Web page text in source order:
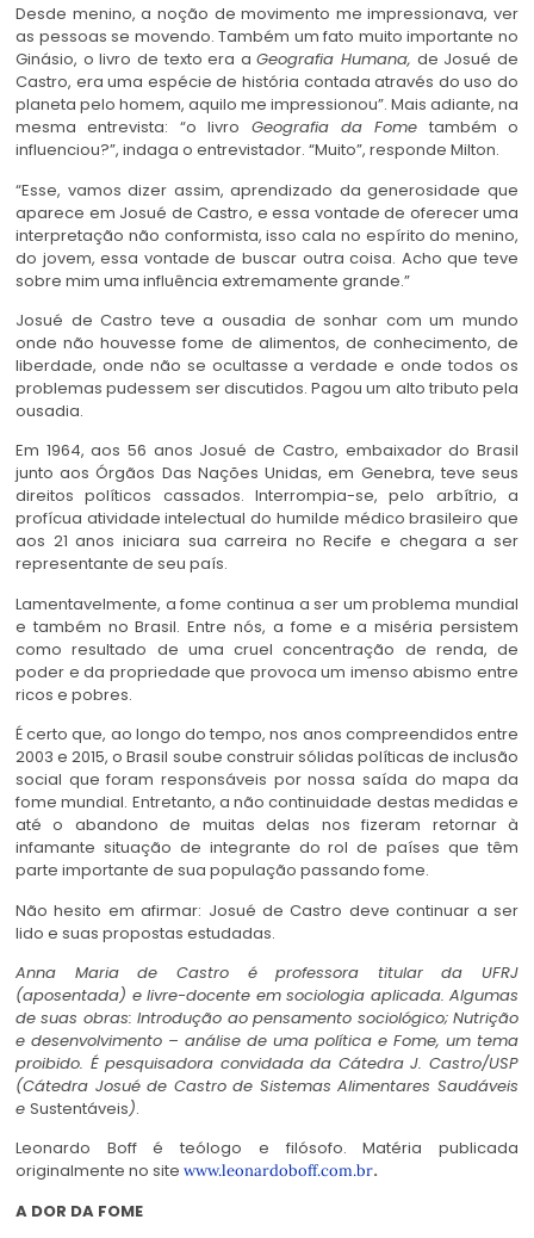
Desde menino, a noção de movimento me impressionava, ver
as pessoas se movendo. Também um fato muito importante no
Ginásio, o livro de texto era aGeografia Humana, de Josué de
Castro, era uma espécie de história contada através do uso do
planeta pelo homem, aquilo me impressionou”. Mais adiante, na
mesma entrevista: “o livro Geografia da Fome também o
influenciou?”, indaga o entrevistador. “Muito”, responde Milton.
“Esse, vamos dizer assim, aprendizado da generosidade que
aparece em Josué de Castro, e essa vontade de oferecer uma
interpretação não conformista, isso cala no espírito do menino,
do jovem, essa vontade de buscar outra coisa. Acho que teve
sobre mim uma influência extremamente grande.”
Josué de Castro teve a ousadia de sonhar com um mundo
onde não houvesse fome de alimentos, de conhecimento, de
liberdade, onde não se ocultasse a verdade e onde todos os
problemas pudessem ser discutidos. Pagou um alto tributo pela
ousadia.
Em 1964, aos 56 anos Josué de Castro, embaixador do Brasil
junto aos Órgãos Das Nações Unidas, em Genebra, teve seus
direitos políticos cassados. Interrompia-se, pelo arbítrio, a
profícua atividade intelectual do humilde médico brasileiro que
aos 21 anos iniciara sua carreira no Recife e chegara a ser
representante de seu país.
Lamentavelmente, a fome continua a ser um problema mundial
e também no Brasil. Entre nós, a fome e a miséria persistem
como resultado de uma cruel concentração de renda, de
poder e da propriedade que provoca um imenso abismo entre
ricos e pobres.
É certo que, ao longo do tempo, nos anos compreendidos entre
2003 e 2015, o Brasil soube construir sólidas políticas de inclusão
social que foram responsáveis por nossa saída do mapa da
fome mundial. Entretanto, a não continuidade destas medidas e
até o abandono de muitas delas nos fizeram retornar à
infamante situação de integrante do rol de países que têm
parte importante de sua população passando fome.
Não hesito em afirmar: Josué de Castro deve continuar a ser
lido e suas propostas estudadas.
Anna Maria de Castroé professora titular da UFRJ
(aposentada) e livre-docente em sociologia aplicada. Algumas
de suas obras: Introdução ao pensamento sociológico; Nutrição
e desenvolvimento – análise de uma política e Fome, um tema
proibido. É pesquisadora convidada da Cátedra J. Castro/USP
(Cátedra Josué de Castro de Sistemas Alimentares Saudáveis
e Sustentáveis).
Leonardo Boff é teólogo e filósofo. Matéria publicada
originalmente no site www.leonardoboff.com.br.
A DOR DA FOME